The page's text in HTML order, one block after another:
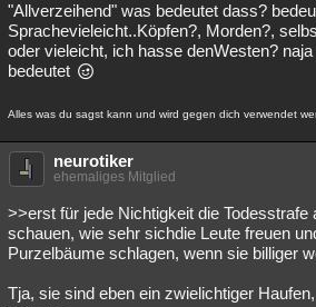
"Allverzeihend" was bedeutet dass?
Sprachevieleicht..Köpfen?, Morden?,
oder vieleicht, ich hasse denWesten?
bedeutet
Alles was du sagst kann und wird gegen dich verwendet
neurotiker
ehemaliges Mitglied
>>erst für jede Nichtigkeit die Todesstrafe
schauen, wie sehr sichdie Leute freuen
Purzelbäume schlagen, wenn sie billiger
Tja, sie sind eben ein zwielichtiger